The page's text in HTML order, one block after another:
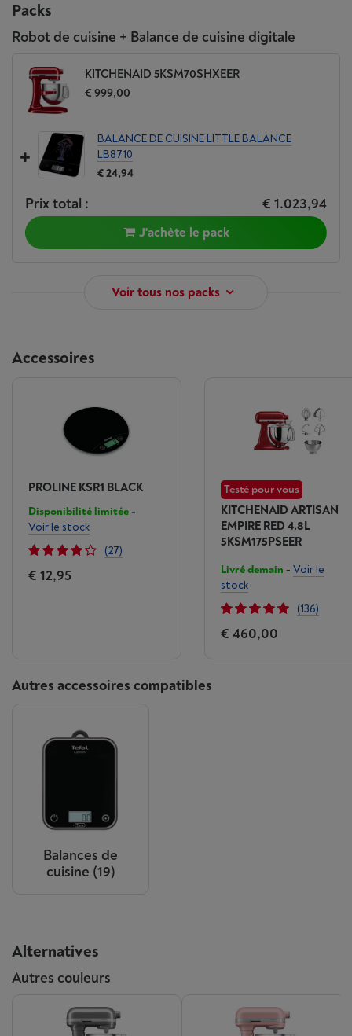
Packs
Robot de cuisine + Balance de cuisine digitale
KITCHENAID 5KSM70SHXEER
€ 999,00
BALANCE DE CUISINE LITTLE BALANCE
LB8710
€ 24,94
Prix total : € 1.023,94
J'achète le pack
Voir tous nos packs
Accessoires
PROLINE KSR1 BLACK
Disponibilité limitée-
Voir le stock
(27)
€ 12,95
Testé pour vous
KITCHENAID ARTISAN
EMPIRE RED 4.8L
5KSM175PSEER
Livré demain - Voir le
stock
(136)
€ 460,00
Autres accessoires compatibles
Balances de
cuisine (19)
Alternatives
Autres couleurs